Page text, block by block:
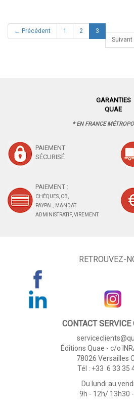
← Précédent 1 2 3 (current)
GARANTIES
QUAE
* EN FRANCE
PAIEMENT
SÉCURISÉ
PAIEMENT :
CHÈQUES, CB,
PAYPAL, MANDAT
ADMINISTRATIF, VIREMENT
RETROUVEZ-
CONTACT SERVICE
Éditions Quae - c/o
78026 Versailles
Tél : +33 6 33 35
Du lundi au
9h - 12h/ 13h30